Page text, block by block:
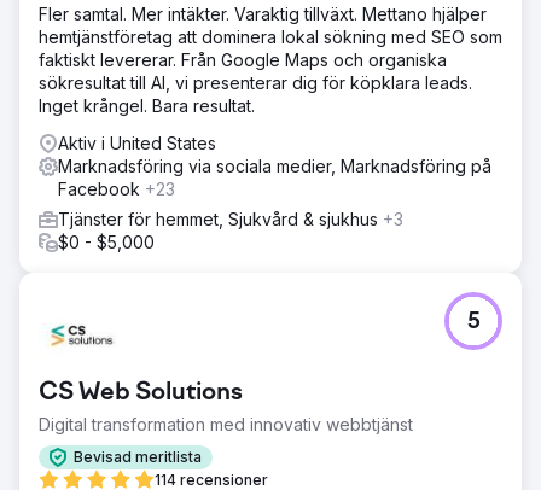
Fler samtal. Mer intäkter. Varaktig tillväxt. Mettano hjälper
hemtjänstföretag att dominera lokal sökning med SEO som
faktiskt levererar. Från Google Maps och organiska
sökresultat till AI, vi presenterar dig för köpklara leads.
Inget krångel. Bara resultat.
Aktiv i United States
Marknadsföring via sociala medier, Marknadsföring på
Facebook +23
Tjänster för hemmet, Sjukvård & sjukhus +3
$0 - $5,000
CS Web Solutions
Digital transformation med innovativ webbtjänst
Bevisad meritlista
114 recensioner
5